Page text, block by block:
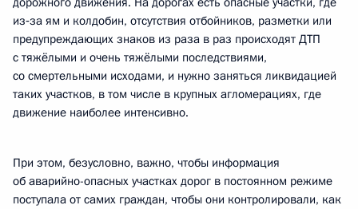
из‑за ям и колдобин, отсутствия отбойников, разметки или
предупреждающих знаков из раза в раз происходят ДТП
с тяжёлыми и очень тяжёлыми последствиями,
со смертельными исходами, и нужно заняться ликвидацией
таких участков, в том числе в крупных агломерациях, где
движение наиболее интенсивно.
При этом, безусловно, важно, чтобы информация
об аварийно-опасных участках дорог в постоянном режиме
поступала от самих граждан, чтобы они контролировали, как